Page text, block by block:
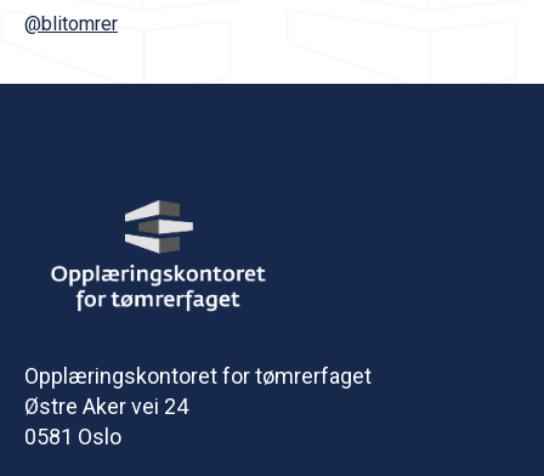
@blitomrer
Opplæringskontoret for tømrerfaget
Østre Aker vei 24
0581 Oslo